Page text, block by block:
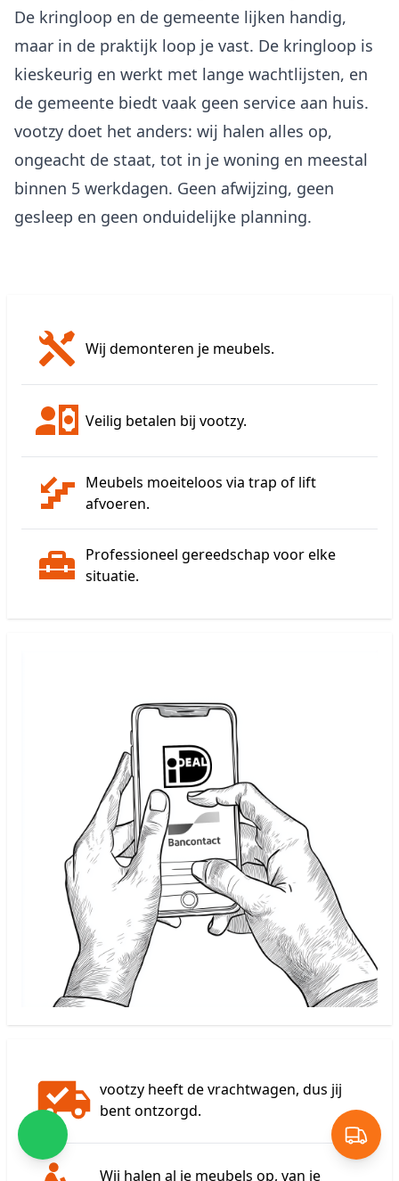
De kringloop en de gemeente lijken handig,
maar in de praktijk loop je vast. De kringloop is
kieskeurig en werkt met lange wachtlijsten, en
de gemeente biedt vaak geen service aan huis.
vootzy doet het anders: wij halen alles op,
ongeacht de staat, tot in je woning en meestal
binnen 5 werkdagen. Geen afwijzing, geen
gesleep en geen onduidelijke planning.
Wij demonteren je meubels.
Veilig betalen bij vootzy.
Meubels moeiteloos via trap of lift
afvoeren.
Professioneel gereedschap voor elke
situatie.
vootzy heeft de vrachtwagen, dus jij
bent ontzorgd.
Wij halen al je meubels op, van je